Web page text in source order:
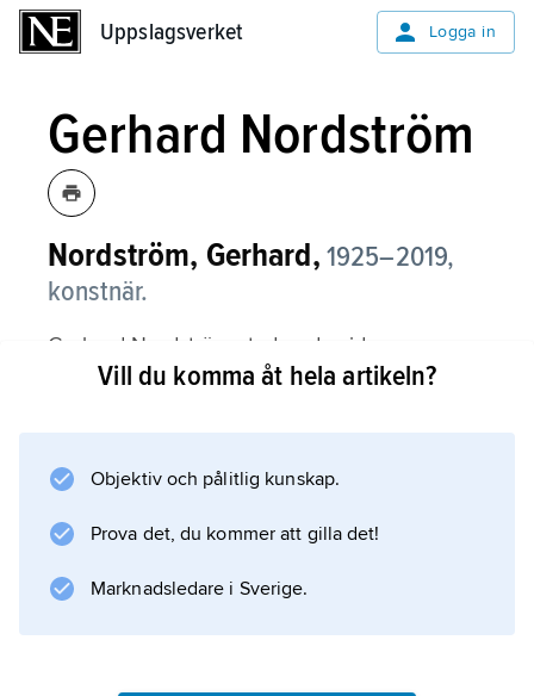
Uppslagsverket Logga in
Gerhard Nordström
Nordström, Gerhard, 1925–2019,
konstnär.
Gerhard Nordström studerade vid
Konstakademien 1943–49 och var
Litteraturanvisning
Vill du komma åt hela artikeln?
Objektiv och pålitlig kunskap.
Prova det, du kommer att gilla det!
Marknadsledare i Sverige.